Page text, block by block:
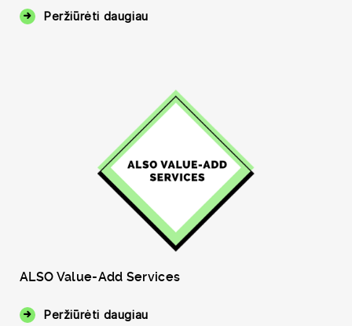
Peržiūrėti daugiau
ALSO Value-Add Services
Peržiūrėti daugiau